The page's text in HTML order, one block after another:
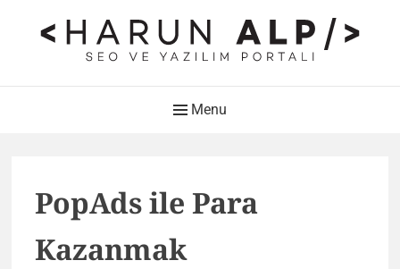
HARUN ALP Kişisel Blog –
SEO ve Yazılım Portalı
Menu
PopAds ile Para
Kazanmak